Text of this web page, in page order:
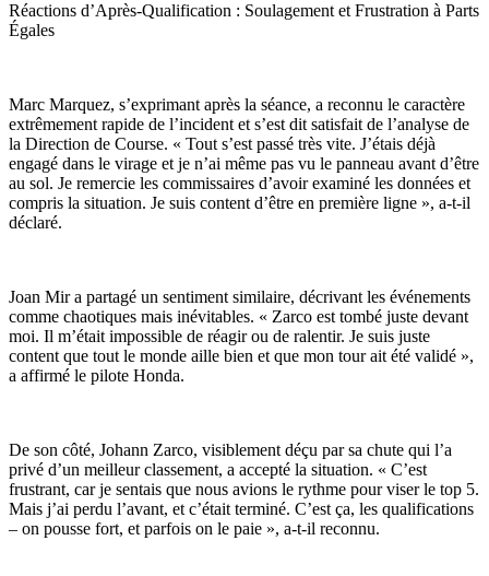
Réactions d’Après-Qualification : Soulagement et Frustration à Parts
Égales
Marc Marquez, s’exprimant après la séance, a reconnu le caractère
extrêmement rapide de l’incident et s’est dit satisfait de l’analyse de
la Direction de Course. « Tout s’est passé très vite. J’étais déjà
engagé dans le virage et je n’ai même pas vu le panneau avant d’être
au sol. Je remercie les commissaires d’avoir examiné les données et
compris la situation. Je suis content d’être en première ligne », a-t-il
déclaré.
Joan Mir a partagé un sentiment similaire, décrivant les événements
comme chaotiques mais inévitables. « Zarco est tombé juste devant
moi. Il m’était impossible de réagir ou de ralentir. Je suis juste
content que tout le monde aille bien et que mon tour ait été validé »,
a affirmé le pilote Honda.
De son côté, Johann Zarco, visiblement déçu par sa chute qui l’a
privé d’un meilleur classement, a accepté la situation. « C’est
frustrant, car je sentais que nous avions le rythme pour viser le top 5.
Mais j’ai perdu l’avant, et c’était terminé. C’est ça, les qualifications
– on pousse fort, et parfois on le paie », a-t-il reconnu.